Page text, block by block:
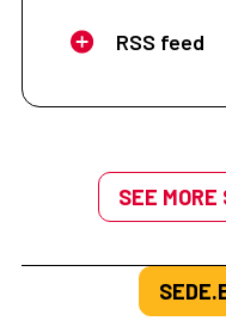
RSS feed
SEE